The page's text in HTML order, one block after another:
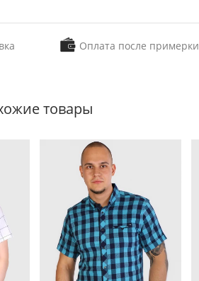
Оплата после примерки
товары